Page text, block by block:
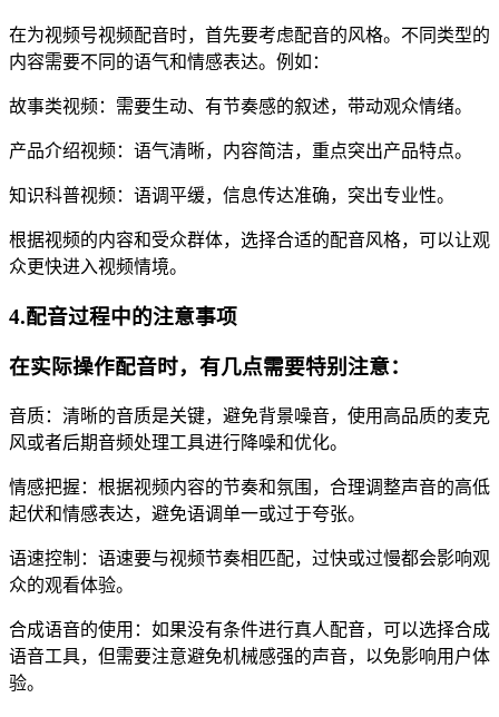
在为视频号视频配音时，首先要考虑配音的风格。不同类型的
内容需要不同的语气和情感表达。例如：
故事类视频：需要生动、有节奏感的叙述，带动观众情绪。
产品介绍视频：语气清晰，内容简洁，重点突出产品特点。
知识科普视频：语调平缓，信息传达准确，突出专业性。
根据视频的内容和受众群体，选择合适的配音风格，可以让观
众更快进入视频情境。
4.配音过程中的注意事项
在实际操作配音时，有几点需要特别注意：
音质：清晰的音质是关键，避免背景噪音，使用高品质的麦克
风或者后期音频处理工具进行降噪和优化。
情感把握：根据视频内容的节奏和氛围，合理调整声音的高低
起伏和情感表达，避免语调单一或过于夸张。
语速控制：语速要与视频节奏相匹配，过快或过慢都会影响观
众的观看体验。
合成语音的使用：如果没有条件进行真人配音，可以选择合成
语音工具，但需要注意避免机械感强的声音，以免影响用户体
验。